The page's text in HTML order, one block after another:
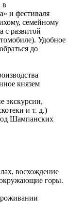
в
и фестиваля
семейному
с развитой
Удобное
до
князем
экскурсии,
и т. д.)
Шампанских
восхождение
горы.